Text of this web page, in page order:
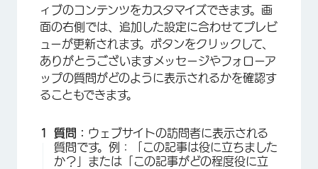
ィブのコンテンツをカスタマイズできます。画
面の右側では、追加した設定に合わせてプレビ
ューが更新されます。ボタンをクリックして、
ありがとうございますメッセージやフォローア
ップの質問がどのように表示されるかを確認す
ることもできます。
質問： ウェブサイトの訪問者に表示される
質問です。例：「この記事は役に立ちました
か？」または「この記事がどの程度役に立